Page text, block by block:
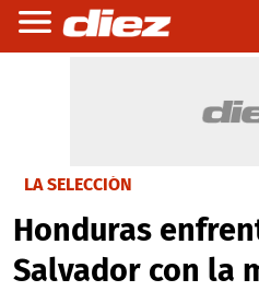
LA SELECCIÓN
Honduras
Salvador con la